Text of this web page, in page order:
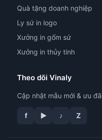
Quà tặng doanh nghiệp
Ly sứ in logo
Xưởng in gốm sứ
Xưởng in thủy tinh
Theo dõi Vinaly
Cập nhật mẫu mới & ưu
f ▶ ♪ Z